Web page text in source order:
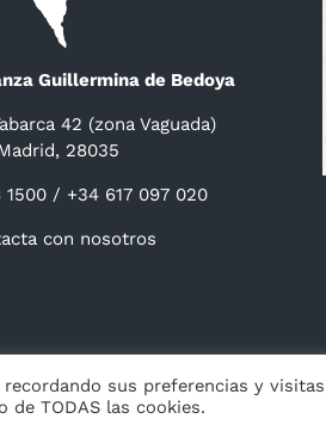
Guillermina de Bedoya
42 (zona Vaguada)
28035
1500 / +34 617 097 020
con nosotros
sus preferencias y visitas
de TODAS las cookies.